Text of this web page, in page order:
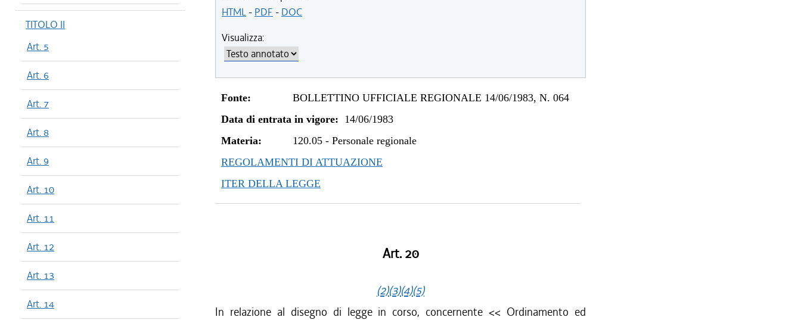
TITOLO II
Art. 5
Art. 6
Art. 7
Art. 8
Art. 9
Art. 10
Art. 11
Art. 12
Art. 13
Art. 14
HTML- PDF - DOC
Visualizza:
Fonte:
BOLLETTINO UFFICIALE REGIONALE 14/06/1983, N. 064
Data di entrata in vigore: 14/06/1983
Materia:
120.05 -Personale regionale
REGOLAMENTI DI ATTUAZIONE
ITER DELLA LEGGE
Art. 20
(2)(3)(4)(5)
In relazione al disegno di legge in corso, concernente << Ordinamento ed